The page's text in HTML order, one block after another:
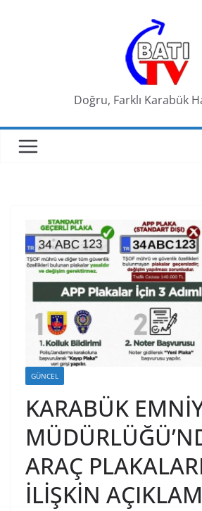
Doğru, Farklı Karabük
GÜNCEL
KARABÜK
ARAÇ
İLİŞKİN